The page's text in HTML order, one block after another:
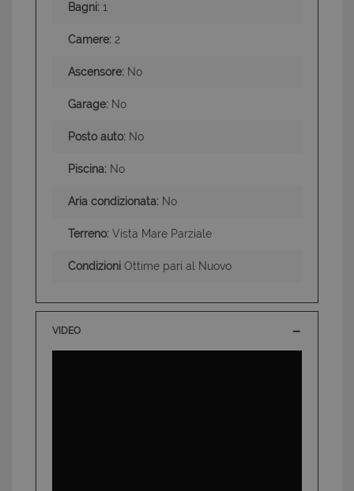
Bagni: 1
Camere: 2
Ascensore: No
Garage: No
Posto auto: No
Piscina: No
Aria condizionata: No
Terreno: Vista Mare Parziale
Condizioni Ottime pari al Nuovo
VIDEO